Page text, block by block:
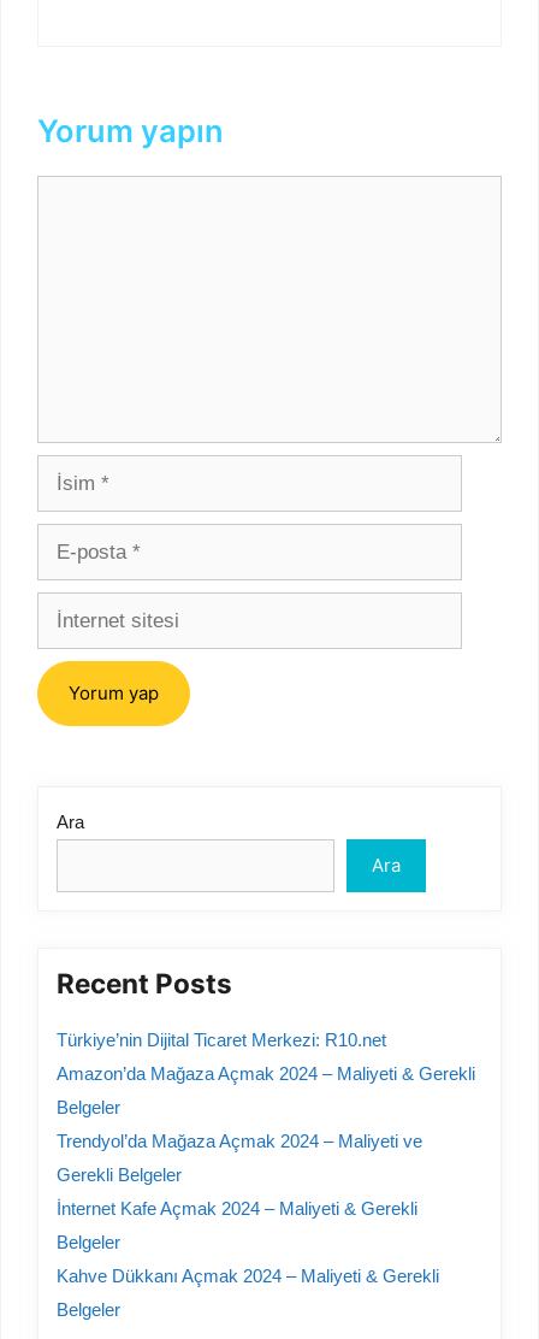
Yorum yapın
İsim
posta
İnternet
sitesi
Ara
Ara
Recent Posts
Türkiye’nin Dijital Ticaret Merkezi: R10.net
Amazon’da Mağaza Açmak 2024 – Maliyeti & Gerekli
Belgeler
Trendyol’da Mağaza Açmak 2024 – Maliyeti ve
Gerekli Belgeler
İnternet Kafe Açmak 2024 – Maliyeti & Gerekli
Belgeler
Kahve Dükkanı Açmak 2024 – Maliyeti & Gerekli
Belgeler